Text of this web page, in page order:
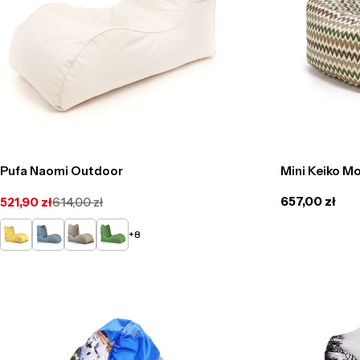
Pufa Naomi Outdoor
Cena
promocyjna
521,90 zł
Cena
regularna
614,00 zł
Żółty
Jasno
Niebieski
CappucinoZielony
+8
Mini Keiko
Cena
657,00 zł